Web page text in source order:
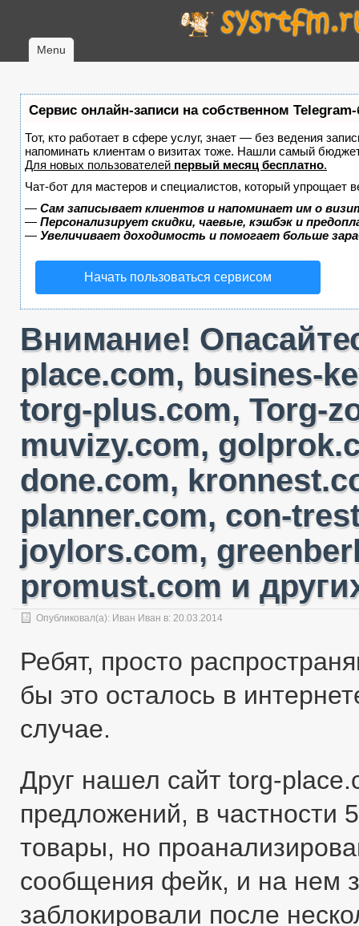
Menu
Сервис онлайн-записи на собственном Telegram-
Тот, кто работает в сфере услуг, знает — без ведения
напоминать клиентам о визитах тоже. Нашли самый
Для новых пользователей первый месяц бесплатно.
Чат-бот для мастеров и специалистов, который упрощает
— Сам записывает клиентов и напоминает им о
— Персонализирует скидки, чаевые, кэшбэк и
— Увеличивает доходимость и помогает больше
Начать пользоваться сервисом
Внимание!
place.com, busines-
torg-plus.com, Torg-
muvizy.com,
done.com,
planner.com, con-
joylors.com,
promust.com и
Опубликовал(а): Иван Иван в: 20.03.2014
Ребят, просто
бы это осталось в
случае.
Друг нашел сайт torg-
предложений, в частности
товары, но
сообщения фейк, и на нем
заблокировали после